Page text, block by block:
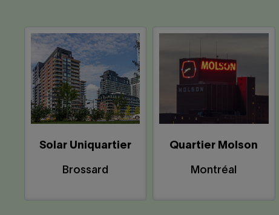
Solar Uniquartier
Brossard
Quartier Molson
Montréal